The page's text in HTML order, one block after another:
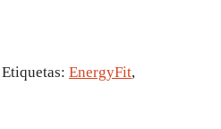
Etiquetas: EnergyFit,